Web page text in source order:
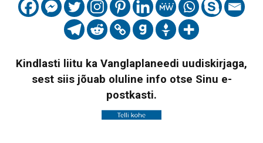
Kindlasti liitu ka Vanglaplaneedi uudiskirjaga,
sest siis jõuab oluline info otse Sinu e-
postkasti.